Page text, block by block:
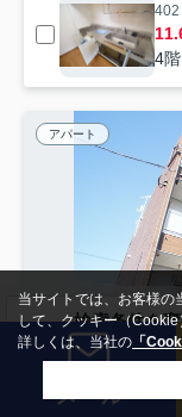
402
4
アパート
検索条件を
当サイトでは、お客様の
して、クッキー（
詳しくは、当社の 「